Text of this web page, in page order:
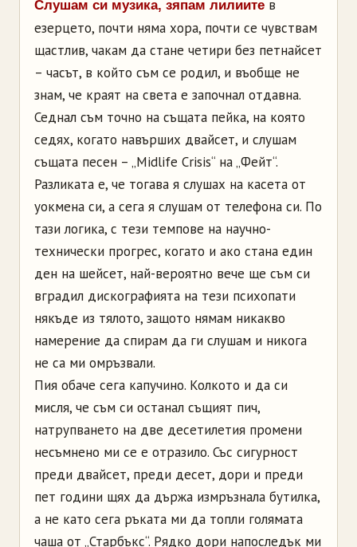
Слушам си музика, зяпам лилиите в
езерцето, почти няма хора, почти се чувствам
щастлив, чакам да стане четири без петнайсет
– часът, в който съм се родил, и въобще не
знам, че краят на света е започнал отдавна.
Седнал съм точно на същата пейка, на която
седях, когато навърших двайсет, и слушам
същата песен – „Midlife Crisis“ на „Фейт“.
Разликата е, че тогава я слушах на касета от
уокмена си, а сега я слушам от телефона си. По
тази логика, с тези темпове на научно-
технически прогрес, когато и ако стана един
ден на шейсет, най-вероятно вече ще съм си
вградил дискографията на тези психопати
някъде из тялото, защото нямам никакво
намерение да спирам да ги слушам и никога
не са ми омръзвали.
Пия обаче сега капучино. Колкото и да си
мисля, че съм си останал същият пич,
натрупването на две десетилетия промени
несъмнено ми се е отразило. Със сигурност
преди двайсет, преди десет, дори и преди
пет години щях да държа измръзнала бутилка,
а не като сега ръката ми да топли голямата
чаша от „Старбъкс“. Рядко дори напоследък ми